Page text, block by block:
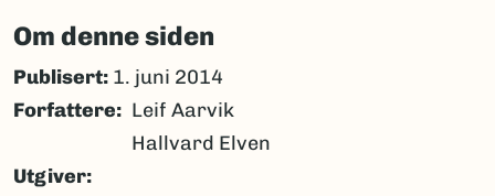
Om denne siden
Publisert: 1. juni 2014
Forfattere
Leif Aarvik
Hallvard Elven
Utgiver